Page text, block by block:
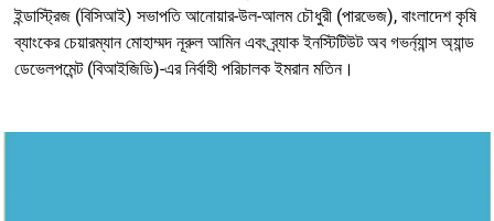
ইন্ডাস্ট্রিজ (বিসিআই) সভাপতি আনোয়ার-উল-আলম চৌধুরী (পারভেজ), বাংলাদেশ কৃষি
ব্যাংকের চেয়ারম্যান মোহাম্মদ নূরুল আমিন এবং ব্র্যাক ইনস্টিটিউট অব গভর্ন্যান্স অ্যান্ড
ডেভেলপমেন্ট (বিআইজিডি)-এর নির্বাহী পরিচালক ইমরান মতিন।